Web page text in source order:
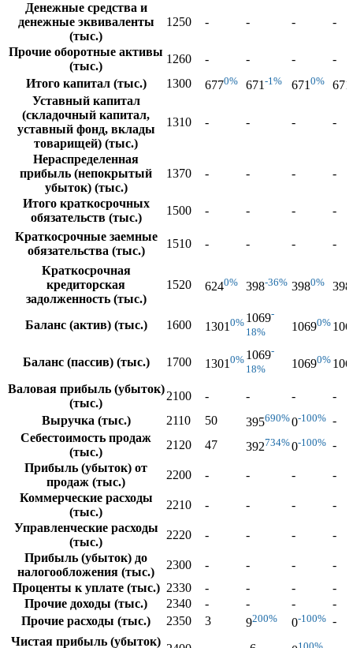
Денежные средства и
денежные эквиваленты
(тыс.)
1250 - - - -
Прочие оборотные активы
(тыс.)
1260 - - -
-
Итого капитал (тыс.)
1300 6770% 671 -1% 671 0% 671
Уставный капитал
(складочный капитал,
уставный фонд, вклады
товарищей) (тыс.)
1310 - - - -
Нераспределенная
прибыль (непокрытый
убыток) (тыс.)
1370 - - - -
Итого краткосрочных
обязательств (тыс.)
1500 - - -
-
Краткосрочные заемные
обязательства (тыс.)
1510 - - -
-
Краткосрочная
кредиторская
задолженность (тыс.)
1520 6240% 398-36% 3980% 398
Баланс (актив) (тыс.) 1600 1301 0% 1069-
18%
10690%
Баланс (пассив) (тыс.) 1700 1301 0% 1069-
18%
10690%
Валовая прибыль (убыток)
(тыс.)
2100 - - -
-
Выручка (тыс.)
2110 50 395690%0-100% -
Себестоимость продаж
(тыс.)
2120 47 392734%0-100% -
Прибыль (убыток) от
продаж (тыс.)
2200 - - -
-
Коммерческие расходы
(тыс.)
2210 - - -
-
Управленческие расходы
(тыс.)
2220 - - -
-
Прибыль (убыток) до
налогообложения (тыс.)
2300 - - -
-
Проценты к уплате (тыс.) 2330 - - -
-
Прочие доходы (тыс.)
2340 - - -
-
Прочие расходы (тыс.)
2350 3 9200% 0-100% -
Чистая прибыль (убыток)